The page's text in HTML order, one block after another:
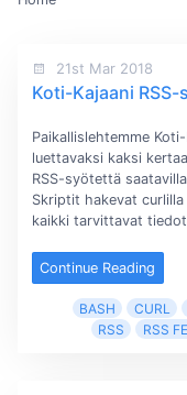
21st Mar 2018
Koti-Kajaani RSS-
Paikallislehtemme
luettavaksi kaksi
RSS-syötettä
Skriptit hakevat
kaikki tarvittavat
Continue Reading
BASH CURL
RSS
RSS